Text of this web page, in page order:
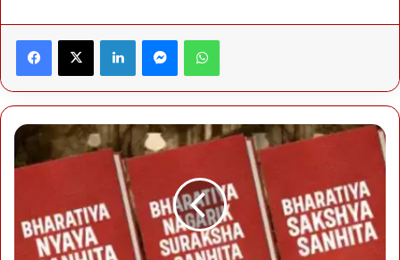
देते हैं। इस पहल से निश्चित रूप से उनकी बच्चों को लेकर चिंता दूर हुई होगी।
सहयोग करें। इसके बाद मुख्यमंत्री और गृहमंत्री ने पुलिस परिवार के बच्चों से
मुलाकात की और उनका हालचाल जाना। चर्चा के दौरान सीएम साय ने पूछा कि बस
किस तरह चलवाई जाएगी। इसके अलावा कालोनी की दूसरी सुविधाओं के बारे में भी
पूछताछ की। फिर लोगों से कहा- जल्द आप लोगों से मिलने और चाय के साथ
ठेठरी- खुरमी खाने आऊंगा।
52 सीटर बस, इससे 150 बच्चे स्कूल जाएंगे
Facebook X LinkedIn